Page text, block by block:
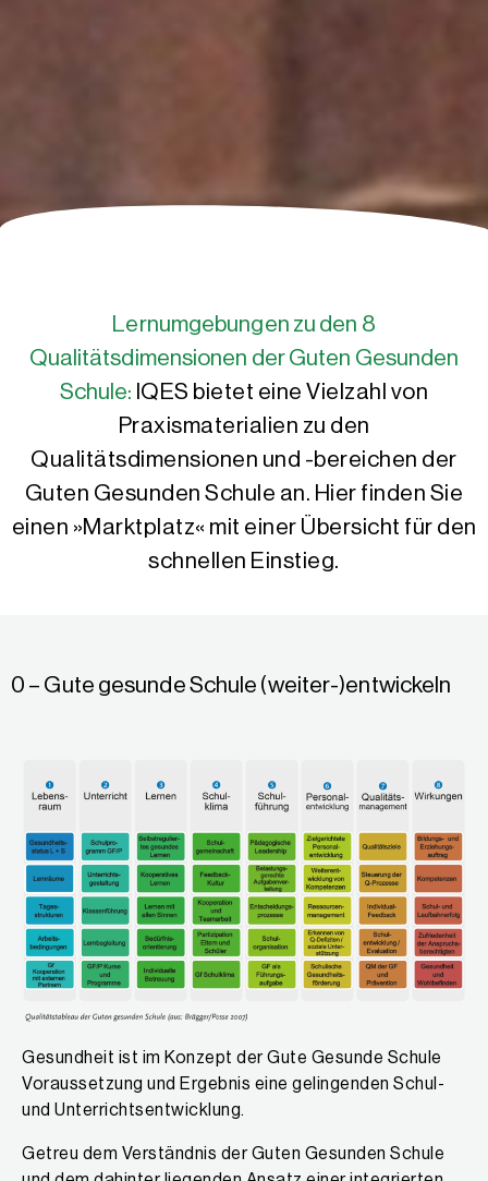
Lernumgebungen zu den 8
Qualitätsdimensionen der Guten Gesunden
Schule: IQES bietet eine Vielzahl von
Praxismaterialien zu den
Qualitätsdimensionen und -bereichen der
Guten Gesunden Schule an. Hier finden Sie
einen »Marktplatz« mit einer Übersicht für den
schnellen Einstieg.
0 – Gute gesunde Schule (weiter-)entwickeln
Gesundheit ist im Konzept der Gute Gesunde Schule
Voraussetzung und Ergebnis eine gelingenden Schul-
und Unterrichtsentwicklung.
Getreu dem Verständnis der Guten Gesunden Schule